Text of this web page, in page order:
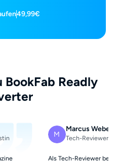
49,99€
Readly
M
Marcus Weber
Tech-Reviewer
Als Tech-Reviewer